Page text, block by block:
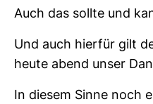
Auch das sollte und
Und auch hierfür gilt
heute abend unser
In diesem Sinne noch